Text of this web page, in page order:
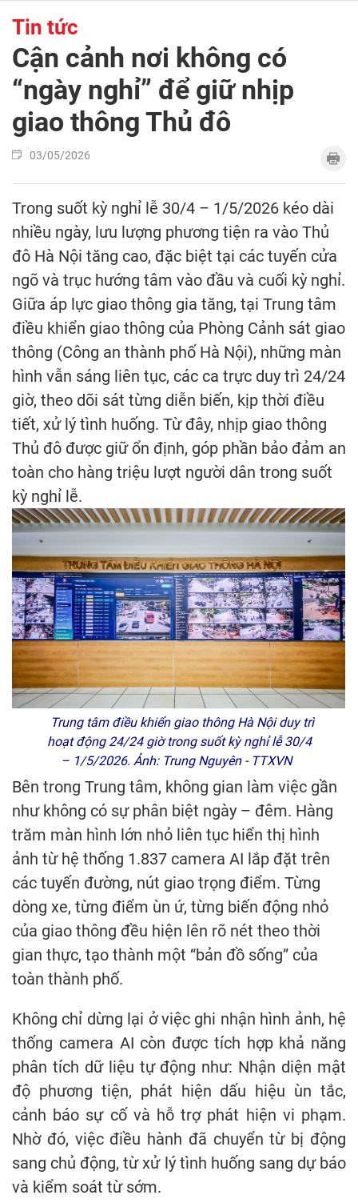
Tin tức
Cận cảnh nơi không có
“ngày nghỉ” để giữ nhịp
giao thông Thủ đô
03/05/2026
Trong suốt kỳ nghỉ lễ 30/4 – 1/5/2026 kéo dài
nhiều ngày, lưu lượng phương tiện ra vào Thủ
đô Hà Nội tăng cao, đặc biệt tại các tuyến cửa
ngõ và trục hướng tâm vào đầu và cuối kỳ nghỉ.
Giữa áp lực giao thông gia tăng, tại Trung tâm
điều khiển giao thông của Phòng Cảnh sát giao
thông (Công an thành phố Hà Nội), những màn
hình vẫn sáng liên tục, các ca trực duy trì 24/24
giờ, theo dõi sát từng diễn biến, kịp thời điều
tiết, xử lý tình huống. Từ đây, nhịp giao thông
Thủ đô được giữ ổn định, góp phần bảo đảm an
toàn cho hàng triệu lượt người dân trong suốt
kỳ nghỉ lễ.
Trung tâm điều khiển giao thông Hà Nội duy trì
hoạt động 24/24 giờ trong suốt kỳ nghỉ lễ 30/4
– 1/5/2026. Ảnh: Trung Nguyên - TTXVN
Bên trong Trung tâm, không gian làm việc gần
như không có sự phân biệt ngày – đêm. Hàng
trăm màn hình lớn nhỏ liên tục hiển thị hình
ảnh từ hệ thống 1.837 camera AI lắp đặt trên
các tuyến đường, nút giao trọng điểm. Từng
dòng xe, từng điểm ùn ứ, từng biến động nhỏ
của giao thông đều hiện lên rõ nét theo thời
gian thực, tạo thành một “bản đồ sống” của
toàn thành phố.
Không chỉ dừng lại ở việc ghi nhận hình ảnh, hệ
thống camera AI còn được tích hợp khả năng
phân tích dữ liệu tự động như: Nhận diện mật
độ phương tiện, phát hiện dấu hiệu ùn tắc,
cảnh báo sự cố và hỗ trợ phát hiện vi phạm.
Nhờ đó, việc điều hành đã chuyển từ bị động
sang chủ động, từ xử lý tình huống sang dự báo
và kiểm soát từ sớm.